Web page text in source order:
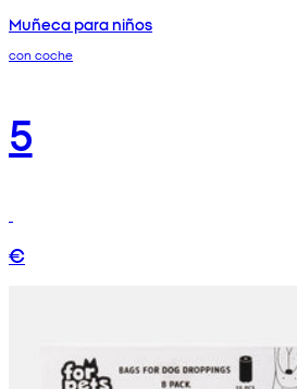
Muñeca para niños
con coche
5
€